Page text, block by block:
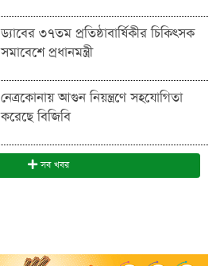
ড্যাবের ৩৭তম প্রতিষ্ঠাবার্ষিকীর চিকিৎসক
সমাবেশে প্রধানমন্ত্রী
নেত্রকোনায় আগুন নিয়ন্ত্রণে সহযোগিতা
করেছে বিজিবি
সব খবর